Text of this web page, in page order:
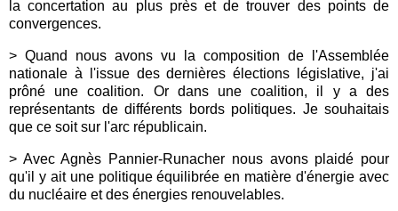
la concertation au plus près et de trouver des points de
convergences.
> Quand nous avons vu la composition de l'Assemblée
nationale à l'issue des dernières élections législative, j'ai
prôné une coalition. Or dans une coalition, il y a des
représentants de différents bords politiques. Je souhaitais
que ce soit sur l'arc républicain.
> Avec Agnès Pannier-Runacher nous avons plaidé pour
qu'il y ait une politique équilibrée en matière d'énergie avec
du nucléaire et des énergies renouvelables.